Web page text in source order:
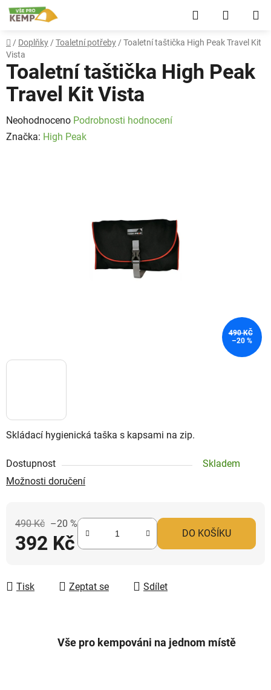
Přejít
na
Hledat
Domů
/ Doplňky / Toaletní potřeby / Toaletní taštička High Peak Travel Kit
Vista
Skládací hygienická taška s kapsami na zip.
Dostupnost
Skladem
Možnosti doručení
490 Kč –20 %
392 Kč DO KOŠÍKU
Tisk Zeptat se Sdílet
Toaletní taštička High Peak
Travel Kit Vista
Průměrné
hodnocení
Neohodnoceno Podrobnosti hodnocení
Značka: High Peak
490 KČ
–20 %
Vše pro kempováni na jednom místě